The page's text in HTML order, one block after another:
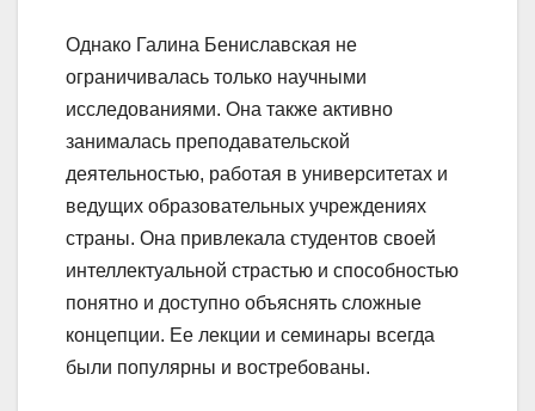
Однако Галина Бениславская не
ограничивалась только научными
исследованиями. Она также активно
занималась преподавательской
деятельностью, работая в университетах и
ведущих образовательных учреждениях
страны. Она привлекала студентов своей
интеллектуальной страстью и способностью
понятно и доступно объяснять сложные
концепции. Ее лекции и семинары всегда
были популярны и востребованы.